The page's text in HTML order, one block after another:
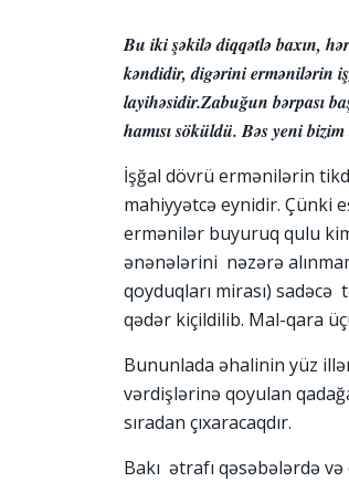
Bu iki şəkilə diqqətlə baxın,
kəndidir, digərini ermənilərin
layihəsidir.Zabuğun bərpası
hamısı söküldü. Bəs yeni
İşğal dövrü ermənilərin
mahiyyətcə eynidir. Çünki
ermənilər buyuruq qulu
ənənələrini nəzərə
qoyduqları mirası)
qədər kiçildilib. Mal-qara
Bununlada əhalinin yüz
vərdişlərinə qoyulan
sıradan çıxaracaqdır.
Bakı ətrafı qəsəbələrdə